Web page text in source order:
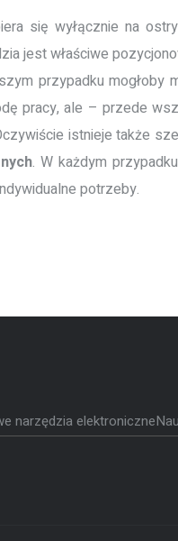
się wyłącznie na
jest właściwe
przypadku mogłoby
pracy, ale – przede
istnieje także
. W każdym
potrzeby.
narzędzia elektroniczne